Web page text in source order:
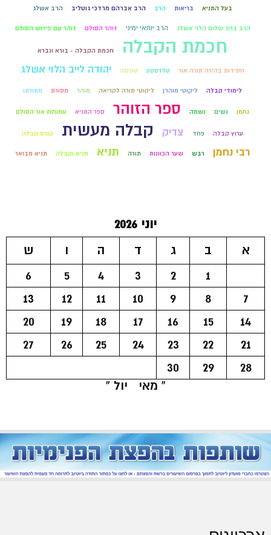
בעל התניא בריאות הרב הרב אברהם מרדכי גוטליב הרב אשלג
הרב ברוך שלום הלוי אשלג הרב יוחאי ימיני זוהר הסולם זוהר עם פירוש הסולם
חכמת הקבלה חכמת הקבלה - בורא ונברא
חסידות בהירה תורה אור טלזסטון טעימה יהודה לייב הלוי אשלג
לימודי קבלה ליקוטי מוהרן ליקוטי תורה לקריאה מוהר מסורת מתורתו
נחמן נשים נשמה ספר הזוהר ספר התניא עמותת אור הסולם
ערוץ קבלה פחד צדיק קבלה מעשית קורס קבלה
רבי נחמן רבש שער הכוונות תורה תניא תניא וקבלה תניא מבואר
יוני 2026
א
ב ג ד ה ו
ש
1
2
3
4
5
6
7
8
9
10
11
12
13
14
15
16
17
18
19
20
21
22
23
24
25
26
27
28
29
30
« מאי
יול »